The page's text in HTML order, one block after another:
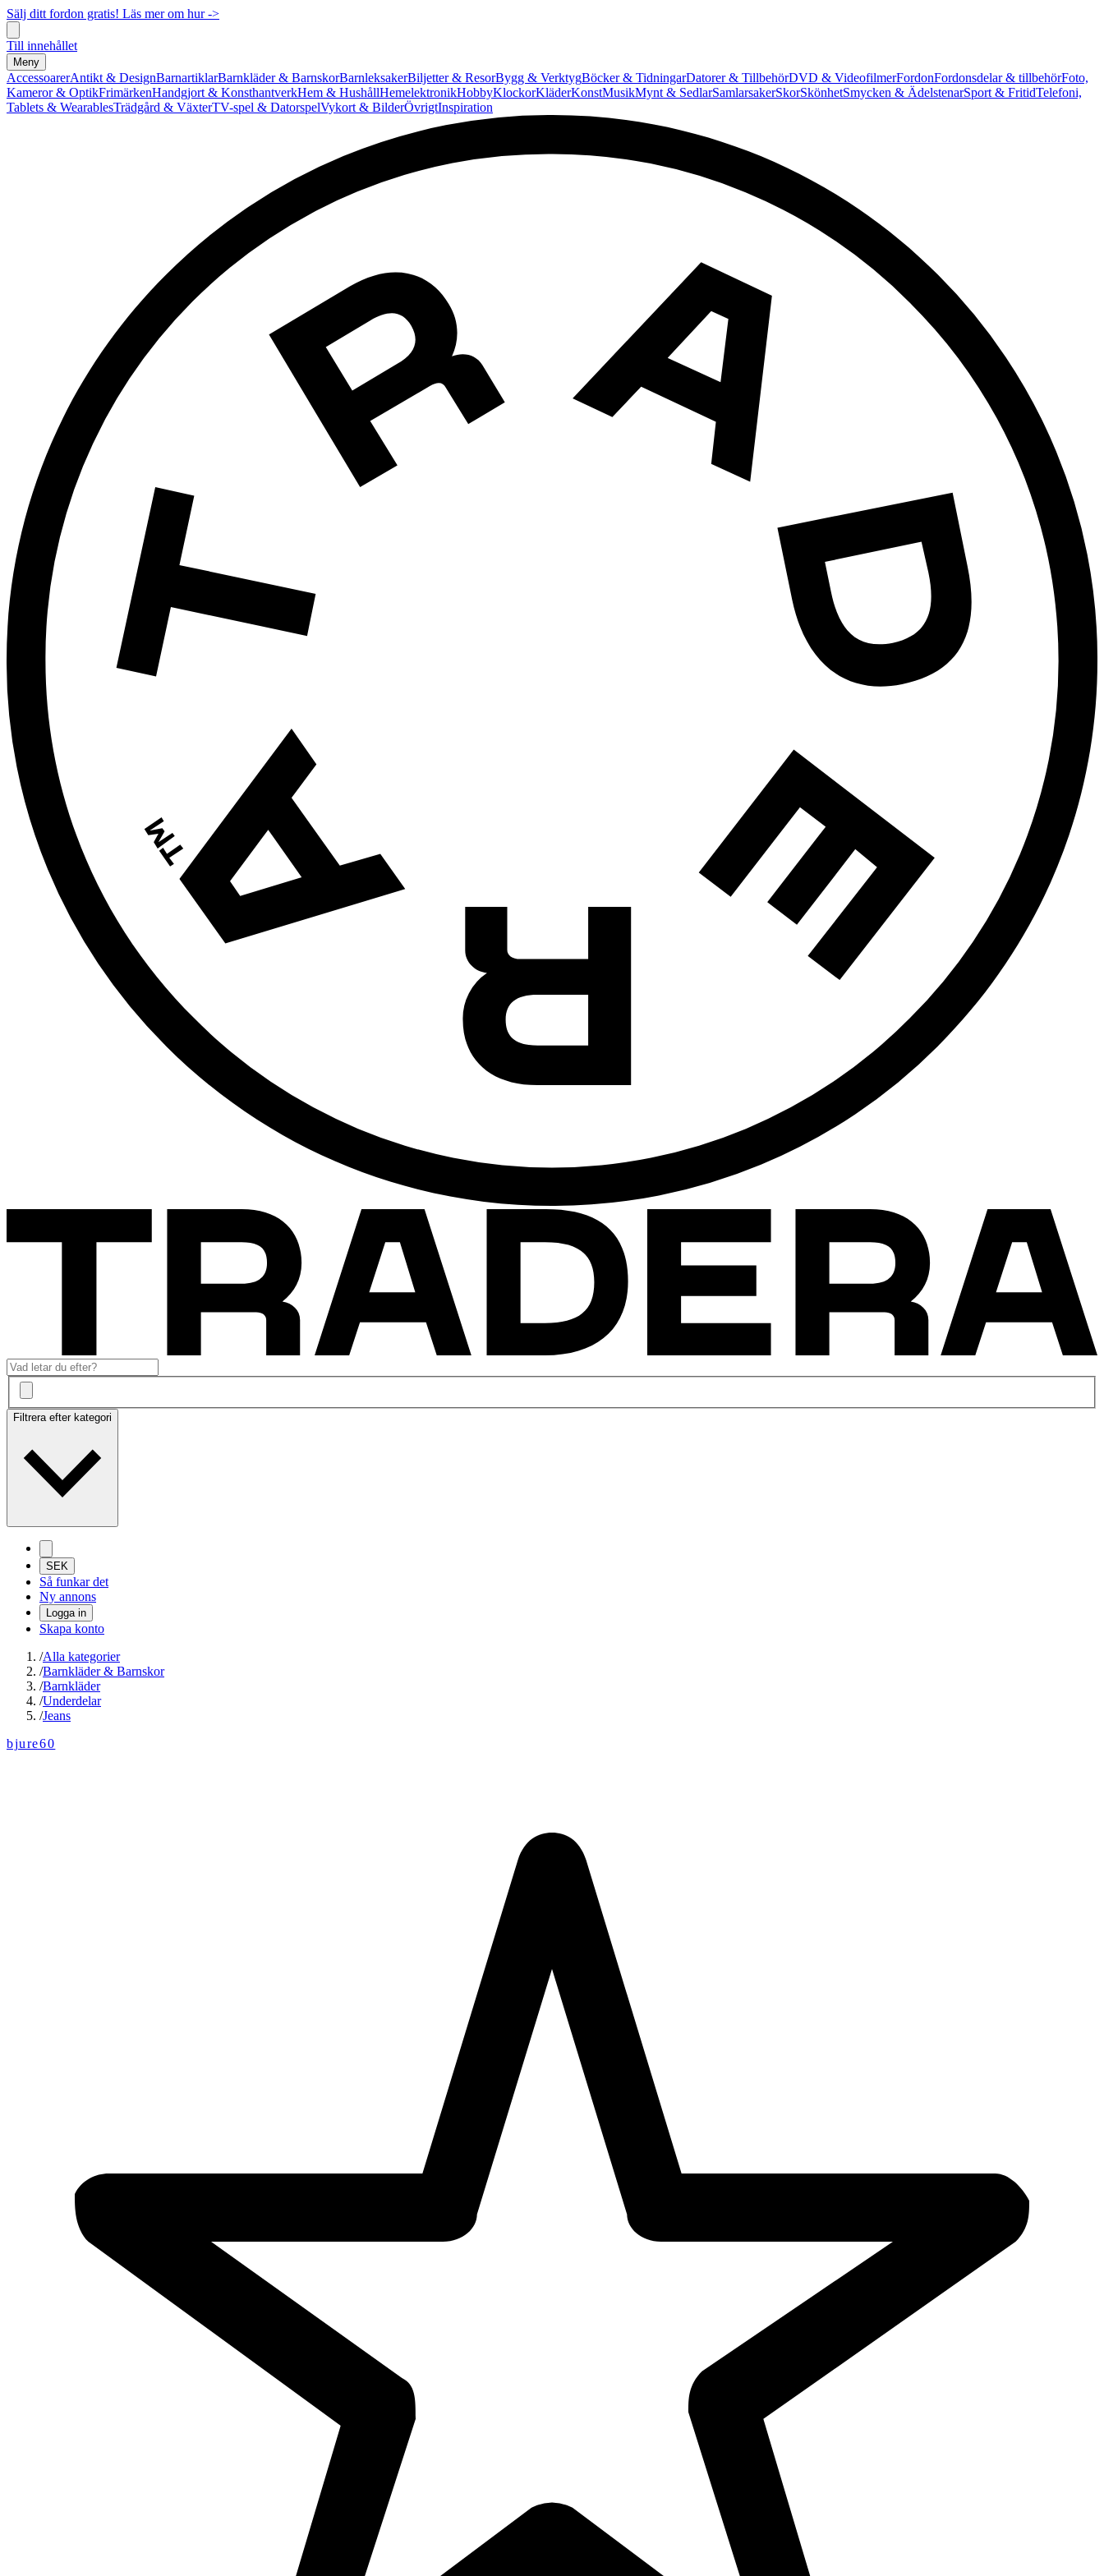
Sälj ditt fordon gratis! Läs mer om hur ->
Till innehållet
Meny
AccessoarerAntikt & DesignBarnartiklarBarnkläder & BarnskorBarnleksakerBiljetter & ResorBygg & VerktygBöcker & TidningarDatorer & TillbehörDVD & VideofilmerFordonFordonsdelar & tillbehörFoto,
Kameror & OptikFrimärkenHandgjort & KonsthantverkHem & HushållHemelektronikHobbyKlockorKläderKonstMusikMynt & SedlarSamlarsakerSkorSkönhetSmycken & ÄdelstenarSport & FritidTelefoni,
Tablets & WearablesTrädgård & VäxterTV-spel & DatorspelVykort & BilderÖvrigtInspiration
Filtrera efter kategori
SEK
Så funkar det
Ny annons
Logga in
Skapa konto
/Alla kategorier
/Barnkläder & Barnskor
/Barnkläder
/Underdelar
/Jeans
bjure60